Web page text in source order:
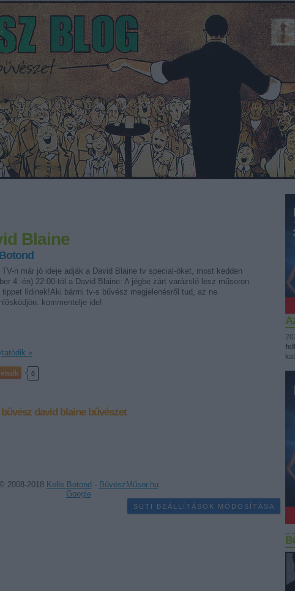
Blaine
n már jó ideje adják a David Blaine tv special-öket, most kedden
4.-én) 22:00-tól a David Blaine: A jégbe zárt varázsló lesz műsoron.
tippet Ildinek!Aki bármi tv-s bűvész megjelenésről tud, az ne
kommentelje ide!
»
0
bűvész david blaine bűvészet
2008-2018 Kelle Botond - Bűvész Műsor.hu
Google
SÜTI BEÁLLÍTÁSOK MÓDOSÍTÁSA